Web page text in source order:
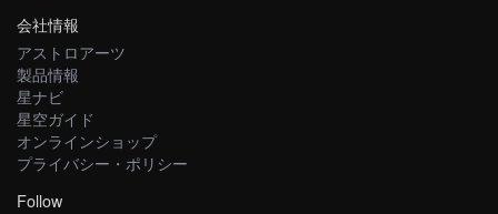
会社情報
アストロアーツ
製品情報
星ナビ
星空ガイド
オンラインショップ
プライバシー・ポリシー
Follow